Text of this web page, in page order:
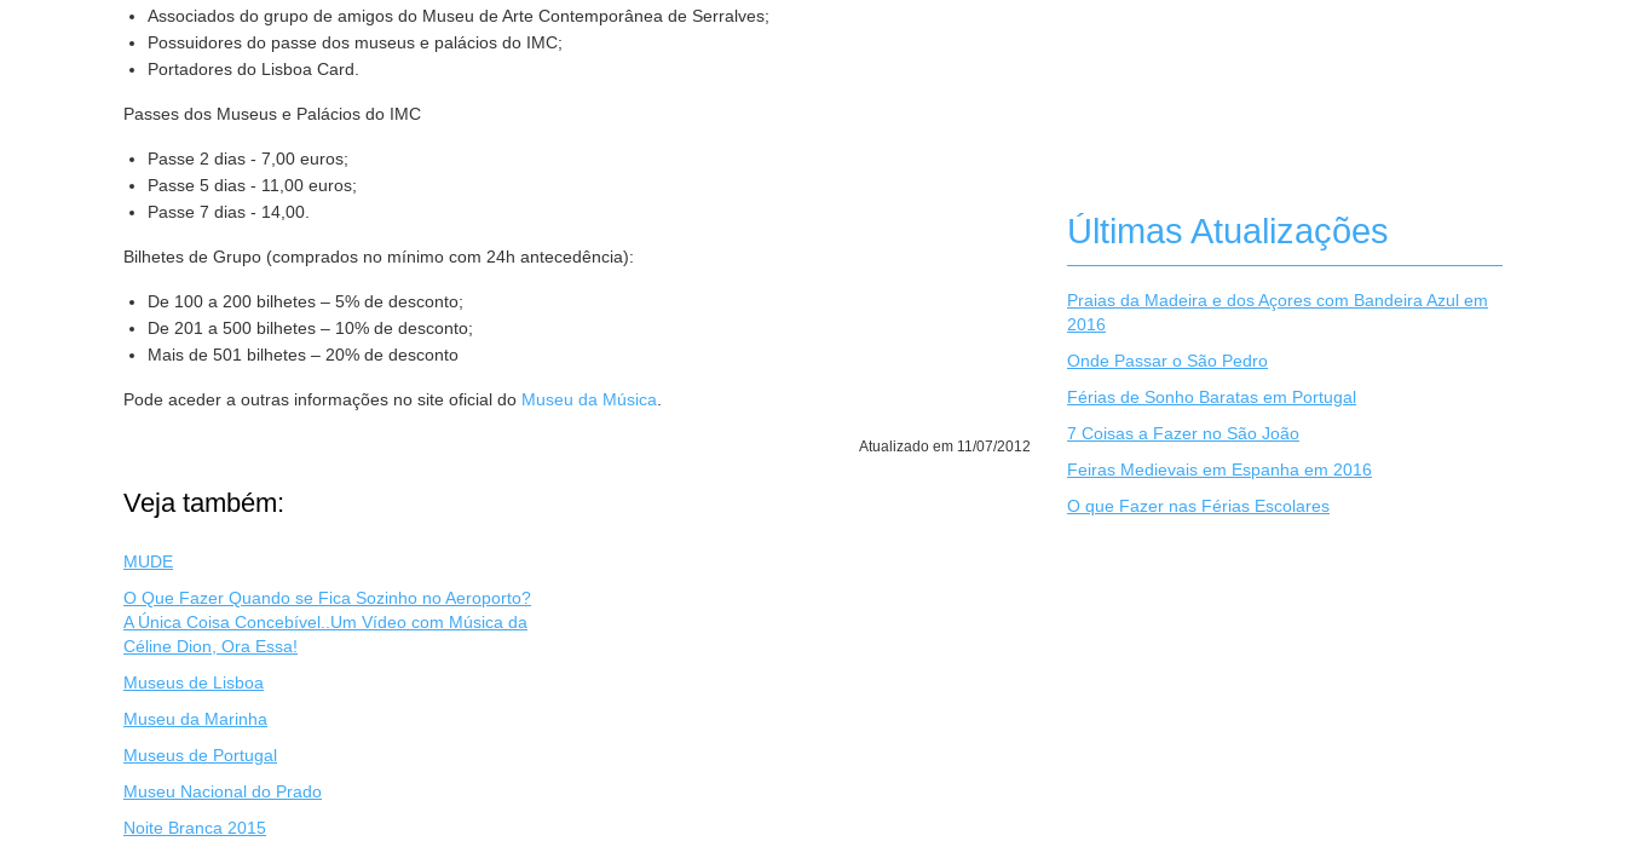
Associados do grupo de amigos do Museu de Arte Contemporânea de Serralves;
Possuidores do passe dos museus e palácios do IMC;
Portadores do Lisboa Card.
Passes dos Museus e Palácios do IMC
Passe 2 dias - 7,00 euros;
Passe 5 dias - 11,00 euros;
Passe 7 dias - 14,00.
Bilhetes de Grupo (comprados no mínimo com 24h antecedência):
De 100 a 200 bilhetes – 5% de desconto;
De 201 a 500 bilhetes – 10% de desconto;
Mais de 501 bilhetes – 20% de desconto
Pode aceder a outras informações no site oficial do Museu da Música
Atualizado em 11/07/2012
Veja também:
MUDE
O Que Fazer Quando se Fica Sozinho no Aeroporto?
A Única Coisa Concebível..Um Vídeo com Música da
Céline Dion, Ora Essa!
Museus de Lisboa
Museu da Marinha
Museus de Portugal
Museu Nacional do Prado
Noite Branca 2015
Últimas Atualizações
Praias da Madeira e dos Açores com Bandeira Azul em
2016
Onde Passar o São Pedro
Férias de Sonho Baratas em Portugal
7 Coisas a Fazer no São João
Feiras Medievais em Espanha em 2016
O que Fazer nas Férias Escolares